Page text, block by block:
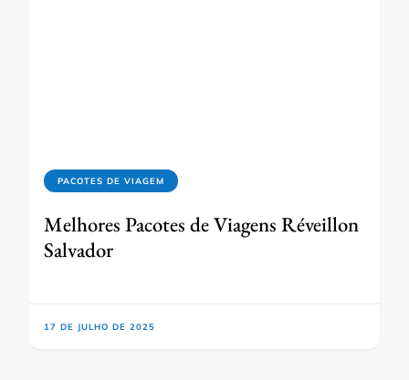
PACOTES DE VIAGEM
Melhores Pacotes de Viagens Réveillon
Salvador
17 DE JULHO DE 2025